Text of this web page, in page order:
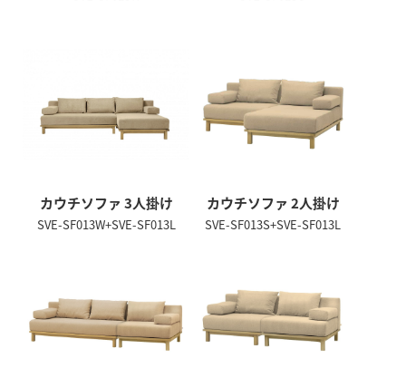
カウチソファ 3人掛け
SVE-SF013W+SVE-SF013L
カウチソファ 2人掛け
SVE-SF013S+SVE-SF013L